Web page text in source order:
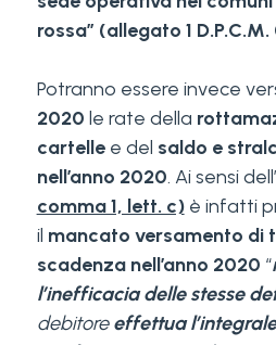
rossa” (allegato 1
Potranno essere invece
2020 le rate della
cartellee del saldo e
nell’anno 2020. Ai sensi dell’
comma 1, lett. c)è infatti
il mancato versamento di
scadenza nell’anno 2020 “
l’inefficacia delle stesse
debitoreeffettua